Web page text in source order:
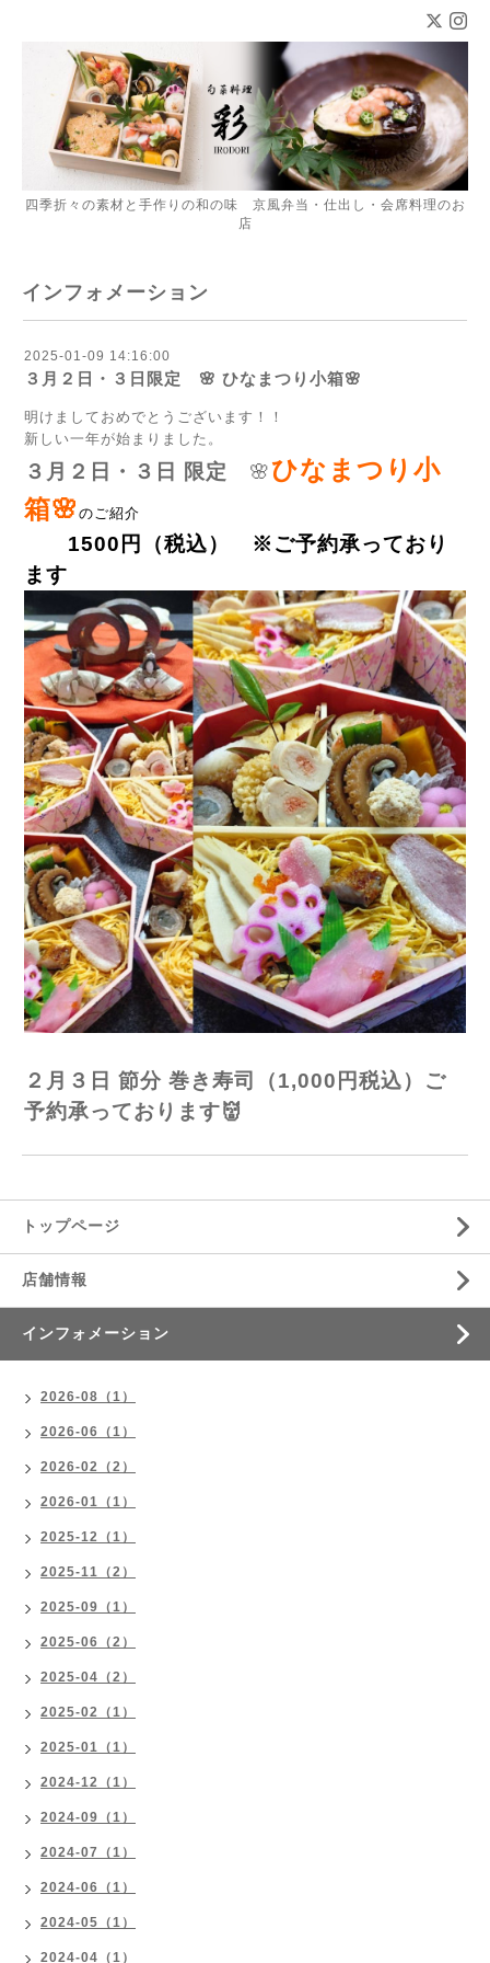
四季折々の素材と手作りの和の味 京風弁当・仕出し・会席料理のお
店
インフォメーション
2025-01-09 14:16:00
３月２日・３日限定 🌸 ひなまつり小箱🌸
明けましておめでとうございます！！
新しい一年が始まりました。
３月２日・３日 限定 🌸ひなまつり小
箱🌸 のご紹介
1500円（税込） ※ご予約承っており
ます
２月３日 節分 巻き寿司（1,000円税込）ご
予約承っております👹
トップページ
店舗情報
インフォメーション
2026-08（1）
2026-06（1）
2026-02（2）
2026-01（1）
2025-12（1）
2025-11（2）
2025-09（1）
2025-06（2）
2025-04（2）
2025-02（1）
2025-01（1）
2024-12（1）
2024-09（1）
2024-07（1）
2024-06（1）
2024-05（1）
2024-04（1）